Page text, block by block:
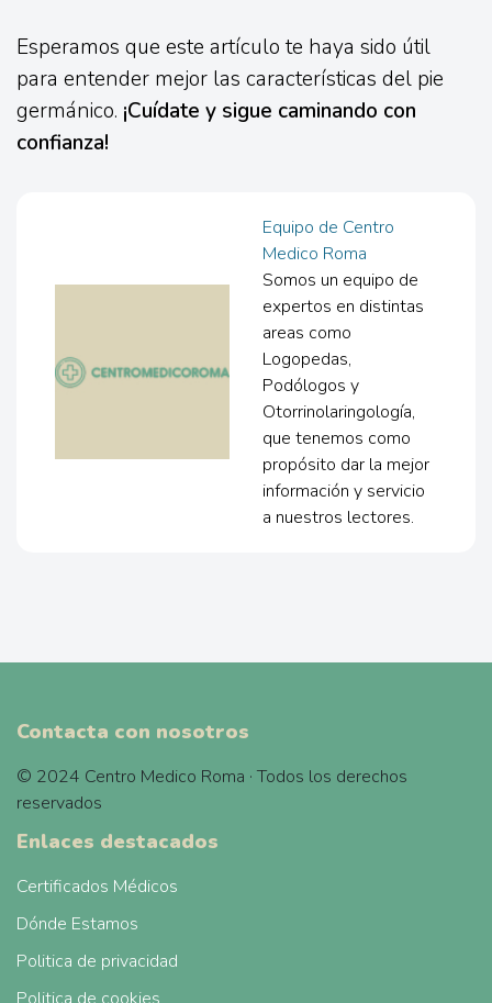
Esperamos que este artículo te haya sido útil
para entender mejor las características del pie
germánico. ¡Cuídate y sigue caminando con
confianza!
Equipo de Centro
Medico Roma
Somos un equipo de
expertos en distintas
areas como
Logopedas,
Podólogos y
Otorrinolaringología,
que tenemos como
propósito dar la mejor
información y servicio
a nuestros lectores.
Contacta con nosotros
© 2024 Centro Medico Roma · Todos los derechos
reservados
Enlaces destacados
Certificados Médicos
Dónde Estamos
Politica de privacidad
Politica de cookies